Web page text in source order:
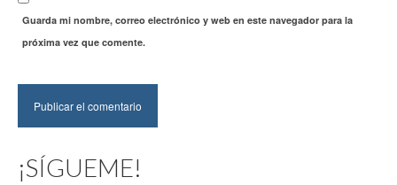
Guarda mi nombre, correo electrónico y web en este navegador para la
próxima vez que comente.
¡SÍGUEME!